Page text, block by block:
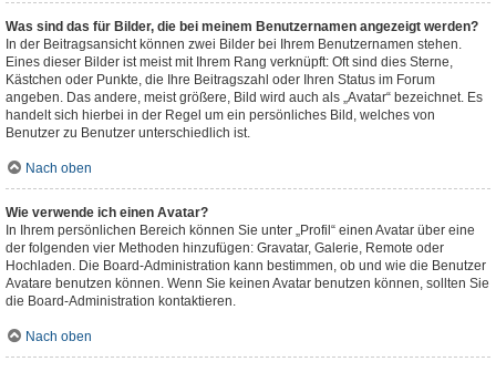
Was sind das für Bilder, die bei meinem Benutzernamen angezeigt werden?
In der Beitragsansicht können zwei Bilder bei Ihrem Benutzernamen stehen.
Eines dieser Bilder ist meist mit Ihrem Rang verknüpft: Oft sind dies Sterne,
Kästchen oder Punkte, die Ihre Beitragszahl oder Ihren Status im Forum
angeben. Das andere, meist größere, Bild wird auch als „Avatar“ bezeichnet. Es
handelt sich hierbei in der Regel um ein persönliches Bild, welches von
Benutzer zu Benutzer unterschiedlich ist.
Nach oben
Wie verwende ich einen Avatar?
In Ihrem persönlichen Bereich können Sie unter „Profil“ einen Avatar über eine
der folgenden vier Methoden hinzufügen: Gravatar, Galerie, Remote oder
Hochladen. Die Board-Administration kann bestimmen, ob und wie die Benutzer
Avatare benutzen können. Wenn Sie keinen Avatar benutzen können, sollten Sie
die Board-Administration kontaktieren.
Nach oben